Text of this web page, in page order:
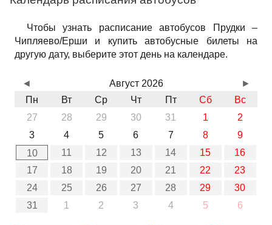
Чтобы узнать расписание автобусов Прудки –
Чипляево/Ерши и купить автобусные билеты на
другую дату, выберите этот день на календаре.
Август 2026
Пн
Вт Ср Чт Пт Сб
Вс
27
28 29 30 31 1
2
3
4 5 6 7 8
9
10
11 12 13 14 15
16
17
18 19 20 21 22
23
24
25 26 27 28 29
30
31
1 2 3 4 5 6
◄ ►